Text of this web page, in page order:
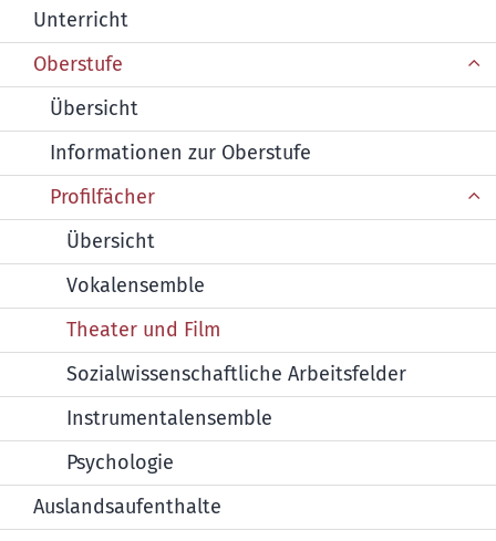
Unterricht
Oberstufe
Übersicht
Informationen zur Oberstufe
Profilfächer
Übersicht
Vokalensemble
Theater und Film
Sozialwissenschaftliche Arbeitsfelder
Instrumentalensemble
Psychologie
Auslandsaufenthalte